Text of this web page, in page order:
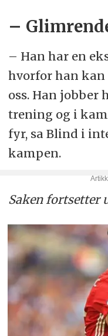
–
– Han har en
hvorfor han
oss. Han jobber
trening og i
fyr, sa Blind i
kampen.
Saken fortsetter